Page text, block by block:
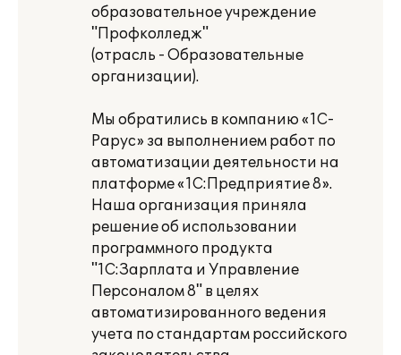
образовательное учреждение
"Профколледж"
(отрасль - Образовательные
организации).
Мы обратились в компанию «1С-
Рарус» за выполнением работ по
автоматизации деятельности на
платформе «1С:Предприятие 8».
Наша организация приняла
решение об использовании
программного продукта
"1С:Зарплата и Управление
Персоналом 8" в целях
автоматизированного ведения
учета по стандартам российского